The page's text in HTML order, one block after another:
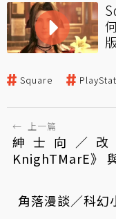
Square
← 上一篇
紳士向／改
KnighTMarE》
角落漫談／科幻